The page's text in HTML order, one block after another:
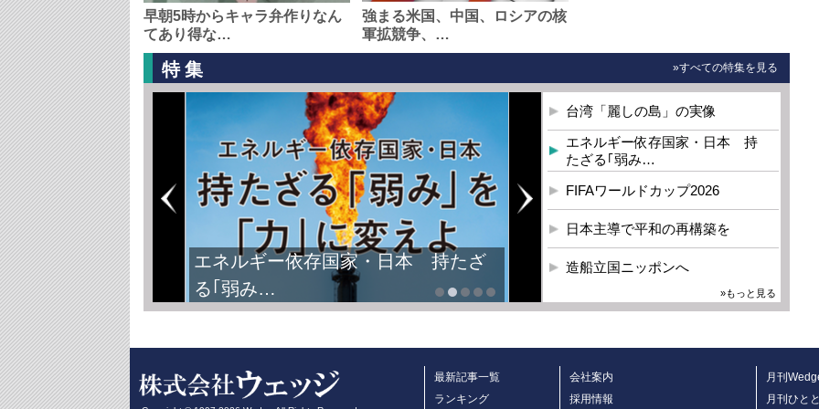
早朝5時からキャラ弁作りなん
てあり得な…
強まる米国、中国、ロシアの核
軍拡競争、…
特集 »すべての特集を見る
エネルギー依存国家・日本 持たざ
る｢弱み…
台湾「麗しの島」の実像
エネルギー依存国家・日本 持
たざる｢弱み…
FIFAワールドカップ2026
日本主導で平和の再構築を
造船立国ニッポンへ
»もっと見る
最新記事一覧
ランキング
会社案内
採用情報
月刊
月刊ひと